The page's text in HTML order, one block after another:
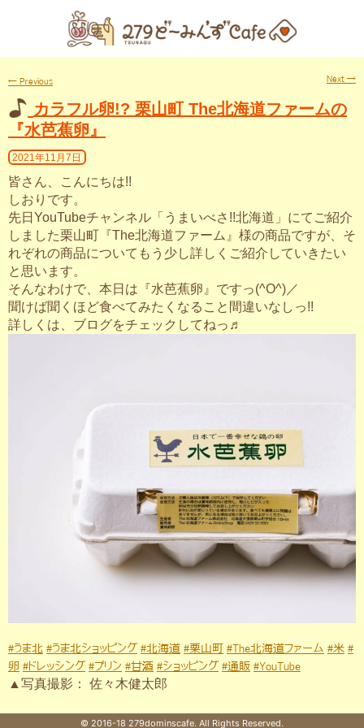
← Previous Next →
カラフル卵!? 栗山町 The北海道ファームの
『水芭蕉卵』
2021年11月7日
皆さん、こんにちは!!
しおりです。
先日YouTubeチャンネル「うまいべさ!!北海道」にてご紹介
しました栗山町『The北海道ファーム』様の商品ですが、そ
れぞれの商品についてもう少し詳しくご紹介していきたい
と思います。
そんなわけで、本日は『水芭蕉卵』ですっ(^O^)／
聞けば聞くほど食べてみたくなること間違いなしっ!!
詳しくは、ブログをチェックしてねっ♬
#うま北 #うま北ショッピング #北海道 #栗山町 #The北海道ファーム #米 #
卵 #ドレッシング #プリン #甘酒 #ショッピング #通販 #YouTube
▲写真撮影： 佐々木健太郎
© 2016-18 279dominscafe. All Rights Reserved.